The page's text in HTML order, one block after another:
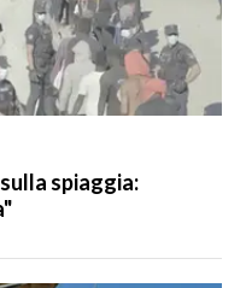
spiaggia: